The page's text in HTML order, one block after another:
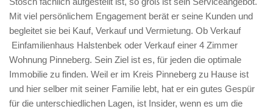
Mit viel persönlichem Engagement berät er seine Kunden und
begleitet sie bei Kauf, Verkauf und Vermietung. Ob Verkauf
Einfamilienhaus Halstenbek oder Verkauf einer 4 Zimmer
Wohnung Pinneberg. Sein Ziel ist es, für jeden die optimale
Immobilie zu finden. Weil er im Kreis Pinneberg zu Hause ist
und hier selber mit seiner Familie lebt, hat er ein gutes Gespür
für die unterschiedlichen Lagen, ist Insider, wenn es um die